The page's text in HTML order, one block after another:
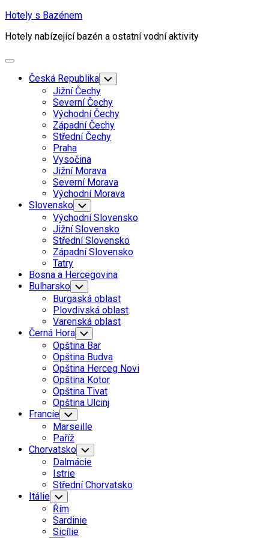
Skip
content
Hotely s Bazénem
Hotely nabízející bazén a ostatní vodní aktivity
Expand
Česká Republika Toggle
Child
Menu
Jižní Čechy
Severní Čechy
Východní Čechy
Západní Čechy
Střední Čechy
Praha
Vysočina
Jižní Morava
Severní Morava
Východní Morava
Slovensko Toggle
Child
Menu
Východní Slovensko
Jižní Slovensko
Střední Slovensko
Západní Slovensko
Tatry
Bosna a Hercegovina
Bulharsko Toggle
Child
Menu
Burgaská oblast
Plovdivská oblast
Varenská oblast
Černá Hora Toggle
Child
Menu
Opština Bar
Opština Budva
Opština Herceg Novi
Opština Kotor
Opština Tivat
Opština Ulcinj
Francie Toggle
Child
Menu
Marseille
Paříž
Chorvatsko Toggle
Child
Menu
Dalmácie
Istrie
Střední Chorvatsko
Itálie Toggle
Child
Menu
Řím
Sardinie
Sicílie